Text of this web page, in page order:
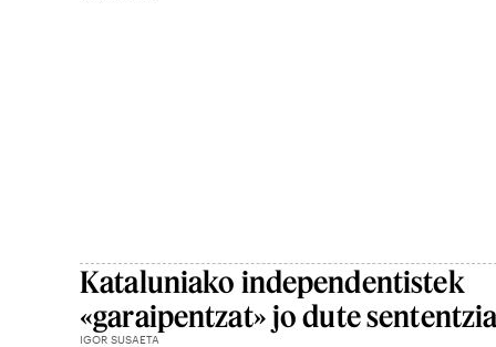
Kataluniako independentistek
«garaipentzat» jo dute
IGOR SUSAETA